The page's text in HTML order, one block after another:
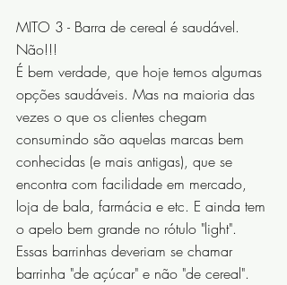
MITO 3 - Barra de cereal é saudável.
Não!!!
É bem verdade, que hoje temos algumas
opções saudáveis. Mas na maioria das
vezes o que os clientes chegam
consumindo são aquelas marcas bem
conhecidas (e mais antigas), que se
encontra com facilidade em mercado,
loja de bala, farmácia e etc. E ainda tem
o apelo bem grande no rótulo "light".
Essas barrinhas deveriam se chamar
barrinha "de açúcar" e não "de cereal".